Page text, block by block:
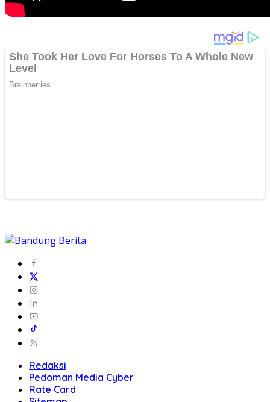
Redaksi
Pedoman Media Cyber
Rate Card